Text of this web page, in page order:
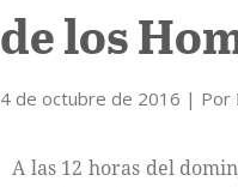
de los
4 de octubre de 2016 | Por
A las 12 horas del